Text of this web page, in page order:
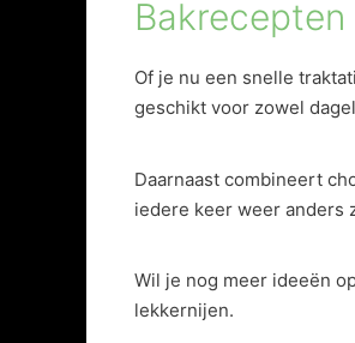
Of je nu een snelle
geschikt voor zowel
Daarnaast combineert
iedere keer weer anders
Wil je nog meer ideeën
lekkernijen.